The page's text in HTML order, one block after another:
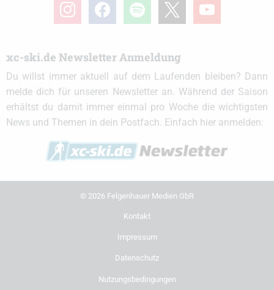
instagramfacebook spotify youtube
xc-ski.de Newsletter Anmeldung
Du willst immer aktuell auf dem Laufenden bleiben? Dann
melde dich für unseren Newsletter an. Während der Saison
erhältst du damit immer einmal pro Woche die wichtigsten
News und Themen in dein Postfach. Einfach hier anmelden:
© 2026 Felgenhauer Medien GbR
Kontakt
Impressum
Datenschutz
Nutzungsbedingungen